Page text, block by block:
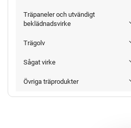
Träpaneler och utvändigt
beklädnadsvirke
Trägolv
Sågat virke
Övriga träprodukter